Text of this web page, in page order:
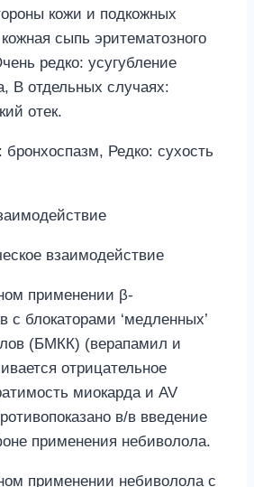
кожи и подкожных
сыпь эритематозного
редко: усугубление
В отдельных случаях:
отек.
Редко: сухость
взаимодействие
применении β-
с блокаторами ‘медленных’
(БМКК) (верапамил и
отрицательное
миокарда и AV
в/в введение
применения небиволола.
применении небиволола с